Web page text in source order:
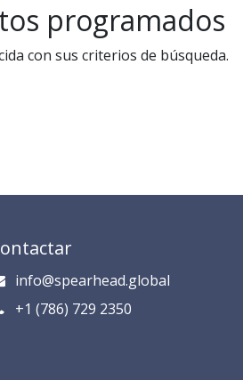
programados
con sus criterios de búsqueda.
info@spearhead.global
​​​​​​​​​​​+1 (786) 729 235​0​